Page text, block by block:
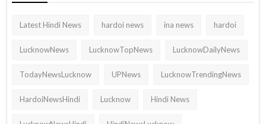
Latest Hindi News hardoi news ina news hardoi
LucknowNews LucknowTopNews LucknowDailyNews
TodayNewsLucknow UPNews LucknowTrendingNews
HardoiNewsHindi Lucknow Hindi News